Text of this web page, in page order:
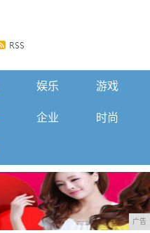
娱乐 游戏
企业 时尚
广告